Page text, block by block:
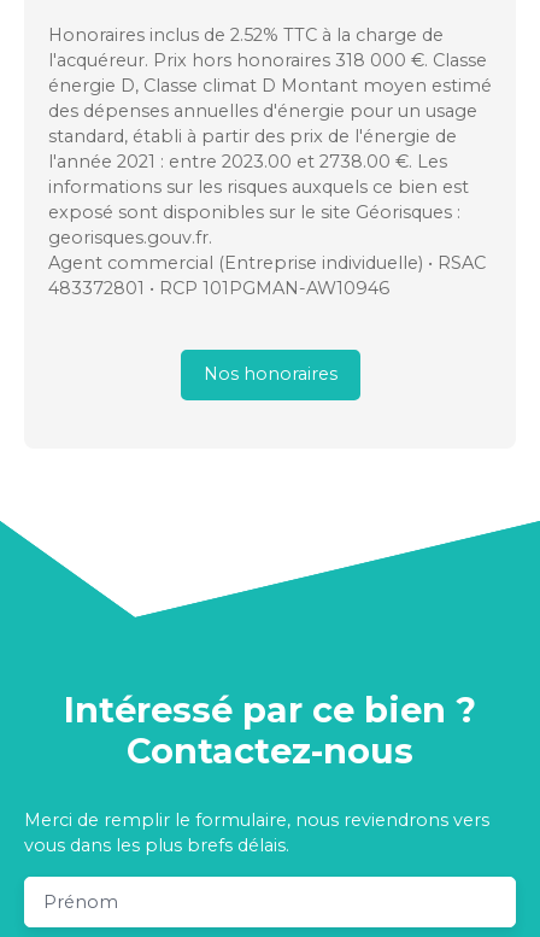
Honoraires inclus de 2.52% TTC à la charge de
l'acquéreur. Prix hors honoraires 318 000 €. Classe
énergie D, Classe climat D Montant moyen estimé
des dépenses annuelles d'énergie pour un usage
standard, établi à partir des prix de l'énergie de
l'année 2021 : entre 2023.00 et 2738.00 €. Les
informations sur les risques auxquels ce bien est
exposé sont disponibles sur le site Géorisques :
georisques.gouv.fr.
Agent commercial (Entreprise individuelle) • RSAC
483372801 • RCP 101PGMAN-AW10946
Nos honoraires
Intéressé par ce bien ?
Contactez-nous
Merci de remplir le formulaire, nous reviendrons vers
vous dans les plus brefs délais.
Prénom